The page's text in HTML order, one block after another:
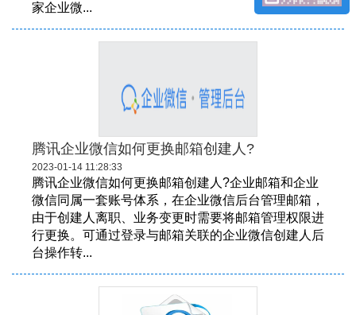
家企业微...
腾讯企业微信如何更换邮箱创建人?
2023-01-14 11:28:33
腾讯企业微信如何更换邮箱创建人?企业邮箱和企业
微信同属一套账号体系，在企业微信后台管理邮箱，
由于创建人离职、业务变更时需要将邮箱管理权限进
行更换。可通过登录与邮箱关联的企业微信创建人后
台操作转...